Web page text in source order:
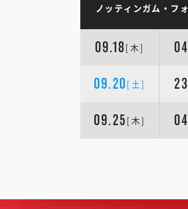
ノッティンガム・フ
09.18[木]
09.20[土]
09.25 [木]